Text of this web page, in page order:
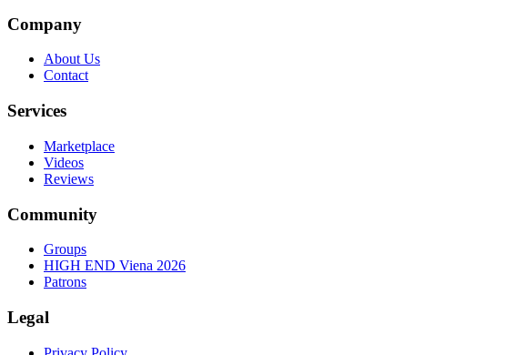
Company
About Us
Contact
Services
Marketplace
Videos
Reviews
Community
Groups
HIGH END Viena 2026
Patrons
Legal